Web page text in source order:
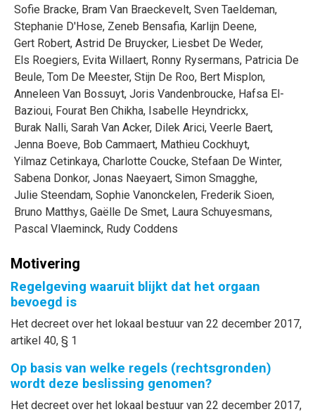
Sofie Bracke, Bram Van Braeckevelt, Sven Taeldeman,
Stephanie D'Hose, Zeneb Bensafia, Karlijn Deene,
Gert Robert, Astrid De Bruycker, Liesbet De Weder,
Els Roegiers, Evita Willaert, Ronny Rysermans, Patricia De
Beule, Tom De Meester, Stijn De Roo, Bert Misplon,
Anneleen Van Bossuyt, Joris Vandenbroucke, Hafsa El-
Bazioui, Fourat Ben Chikha, Isabelle Heyndrickx,
Burak Nalli, Sarah Van Acker, Dilek Arici, Veerle Baert,
Jenna Boeve, Bob Cammaert, Mathieu Cockhuyt,
Yilmaz Cetinkaya, Charlotte Coucke, Stefaan De Winter,
Sabena Donkor, Jonas Naeyaert, Simon Smagghe,
Julie Steendam, Sophie Vanonckelen, Frederik Sioen,
Bruno Matthys, Gaëlle De Smet, Laura Schuyesmans,
Pascal Vlaeminck, Rudy Coddens
Motivering
Regelgeving waaruit blijkt dat het orgaan
bevoegd is
Het decreet over het lokaal bestuur van 22 december 2017,
artikel 40, § 1
Op basis van welke regels (rechtsgronden)
wordt deze beslissing genomen?
Het decreet over het lokaal bestuur van 22 december 2017,